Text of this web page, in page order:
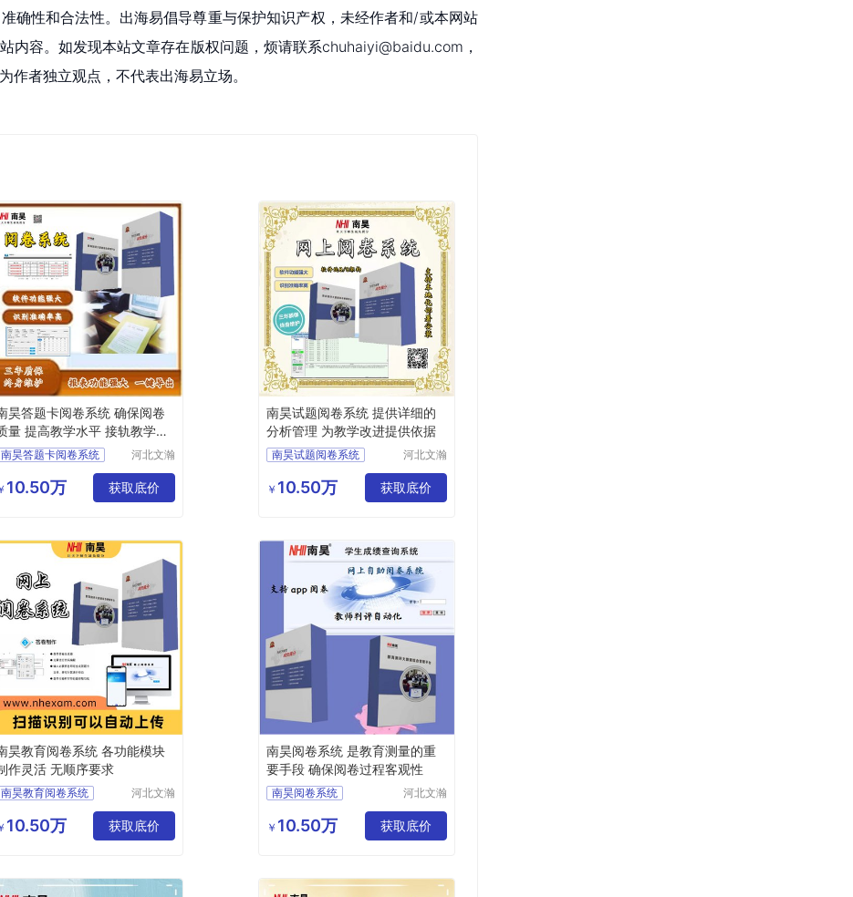
确性和合法性。出海易倡导尊重与保护知识产权，未经作者和/或本网站
内容。如发现本站文章存在版权问题，烦请联系chuhaiyi@baidu.com，
者独立观点，不代表出海易立场。
昊答题卡阅卷系统 确保阅卷
量 提高教学水平 接轨教学模
南昊答题卡阅卷系统
考试电脑阅卷
河北文瀚
技发展有
限公司
10.50万 获取底价
南昊试题阅卷系统 提供详细的
分析管理 为教学改进提供依据
南昊试题阅卷系统
答题卡阅卷系统
河北文瀚
技发展有
限公司
￥ 10.50万 获取底价
昊教育阅卷系统 各功能模块
作灵活 无顺序要求
南昊教育阅卷系统
中学网上阅卷
河北文瀚
技发展有
限公司
10.50万 获取底价
南昊阅卷系统 是教育测量的重
要手段 确保阅卷过程客观性
南昊阅卷系统
计算机阅卷
评卷系统
河北文瀚
技发展有
限公司
￥ 10.50万 获取底价